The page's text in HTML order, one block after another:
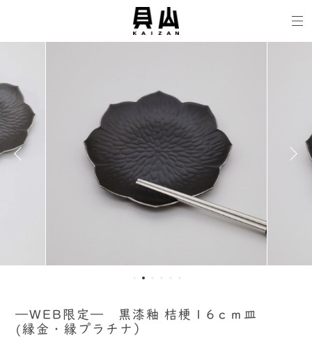
―WEB限定― 黒漆釉 桔梗１6ｃｍ皿
(縁金・縁プラチナ）